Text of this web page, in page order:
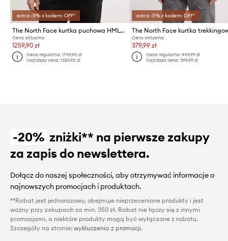
extra -5% z kodem: OFF*
The North Face kurtka puchowa HMLYN Down
Cena aktualna:
1259,90 zł
Cena regularna:1799,90 zł
Najniższa cena:1329,90 zł
extra -5% z kodem: OFF*
Cena aktualna:
379,99 zł
Cena regularna: 499,99 zł
Najniższa cena: 399,99 zł
-20% zniżki** na pierwsze zakupy
za zapis do newslettera.
Dołącz do naszej społeczności, aby otrzymywać informacje o
najnowszych promocjach i produktach.
**Rabat jest jednorazowy, obejmuje nieprzecenione produkty i jest
ważny przy zakupach za min. 350 zł. Rabat nie łączy się z innymi
promocjami, a niektóre produkty mogą być wyłączone z rabatu.
Szczegóły na stronie: wykluczenia z promocji.